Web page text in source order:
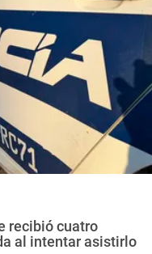
recibió cuatro
al intentar asistirlo